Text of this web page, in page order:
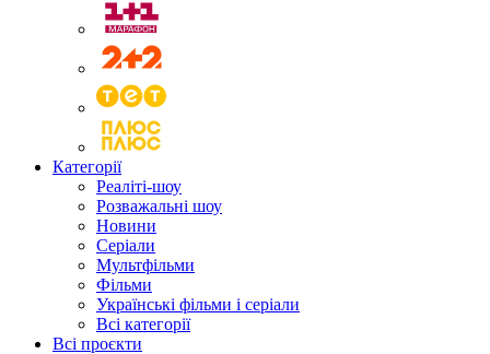
Категорії
Реаліті-шоу
Розважальні шоу
Новини
Серіали
Мультфільми
Фільми
Українські фільми і серіали
Всі категорії
Всі проєкти